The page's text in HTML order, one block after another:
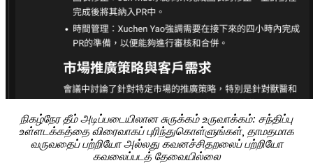
நிகழ்நேர தீம் அடிப்படையிலான சுருக்கம் உருவாக்கம்: சந்திப்பு
உள்ளடக்கத்தை விரைவாகப் புரிந்துகொள்ளுங்கள், தாமதமாக
வருவதைப் பற்றியோ அல்லது கவனச்சிதறலைப் பற்றியோ
கவலைப்படத் தேவையில்லை